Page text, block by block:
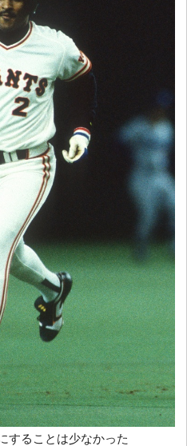
することは少なかった